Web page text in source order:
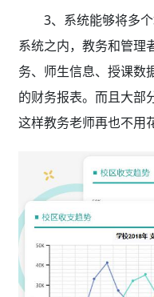
3、 系统能够将多
系统之内，教务和管理
务、师生信息、授课数
的财务报表。而且大部
这样教务老师再也不用